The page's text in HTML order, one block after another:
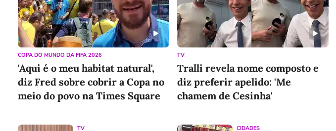
COPA DO MUNDO DA FIFA 2026
'Aqui é o meu habitat natural',
diz Fred sobre cobrir a Copa no
meio do povo na Times Square
TV
Tralli revela nome composto e
diz preferir apelido: 'Me
chamem de Cesinha'
TV CIDADES